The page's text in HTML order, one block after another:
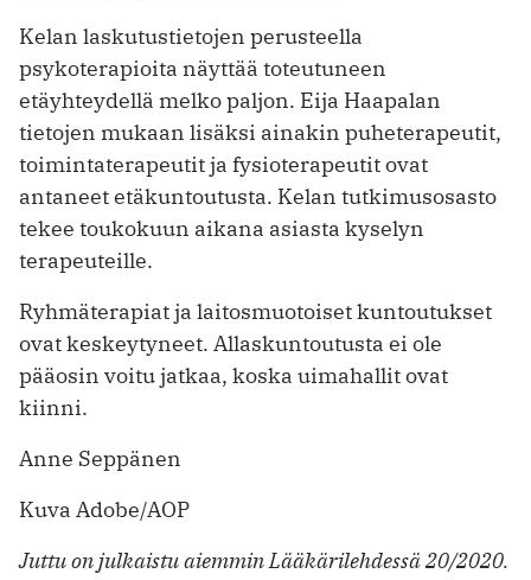
Kelan laskutustietojen perusteella
psykoterapioita näyttää toteutuneen
etäyhteydellä melko paljon. Eija Haapalan
tietojen mukaan lisäksi ainakin puheterapeutit,
toimintaterapeutit ja fysioterapeutit ovat
antaneet etäkuntoutusta. Kelan tutkimusosasto
tekee toukokuun aikana asiasta kyselyn
terapeuteille.
Ryhmäterapiat ja laitosmuotoiset kuntoutukset
ovat keskeytyneet. Allaskuntoutusta ei ole
pääosin voitu jatkaa, koska uimahallit ovat
kiinni.
Anne Seppänen
Kuva Adobe/AOP
Juttu on julkaistu aiemmin Lääkärilehdessä 20/2020.